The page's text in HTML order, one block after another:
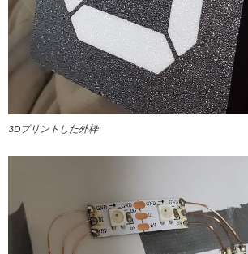
3Dプリントした外枠